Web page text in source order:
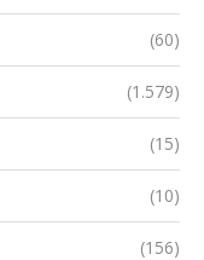
(60)
(1.579)
(15)
(10)
(156)